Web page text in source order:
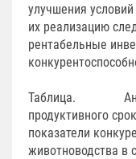
улучшения
их реализацию
рентабельные
Таблица.
продуктивного
показатели
животноводства в